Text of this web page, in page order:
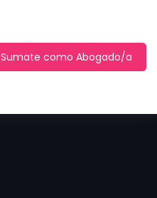
Sumate como Abogado/a